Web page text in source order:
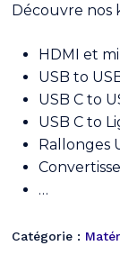
Découvre nos
HDMI et
USB to
USB C to
USB C to
Rallonges
…
Catégorie :